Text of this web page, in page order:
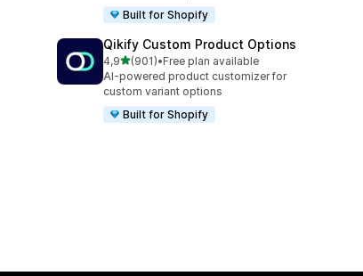
Built for Shopify
Qikify Custom Product Options
4,9av 5 stjerner
(901)
Totalt 901 omtaler
•Free plan available
AI-powered product customizer for
custom variant options
Built for Shopify